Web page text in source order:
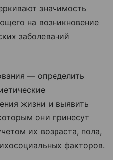
значимость
на возникновение
заболеваний
— определить
жизни и выявить
они принесут
их возраста, пола,
факторов.